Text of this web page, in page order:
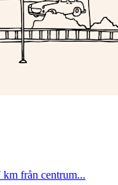
km från centrum...